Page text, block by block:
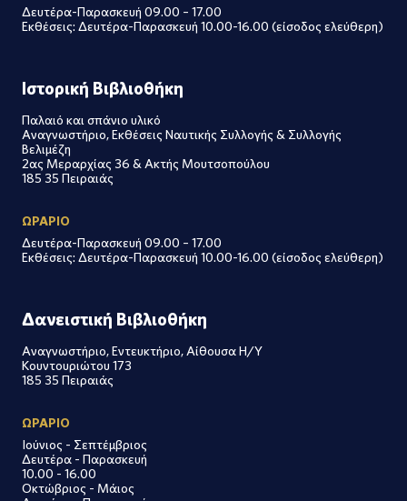
Δευτέρα-Παρασκευή 09.00 – 17.00
Εκθέσεις: Δευτέρα-Παρασκευή 10.00-16.00 (είσοδος ελεύθερη)
Ιστορική Βιβλιοθήκη
Παλαιό και σπάνιο υλικό
Αναγνωστήριο, Εκθέσεις Ναυτικής Συλλογής & Συλλογής
Βελιμέζη
2ας Μεραρχίας 36 & Ακτής Μουτσοπούλου
185 35 Πειραιάς
ΩΡΑΡΙΟ
Δευτέρα-Παρασκευή 09.00 – 17.00
Εκθέσεις: Δευτέρα-Παρασκευή 10.00-16.00 (είσοδος ελεύθερη)
Δανειστική Βιβλιοθήκη
Αναγνωστήριο, Εντευκτήριο, Αίθουσα Η/Υ
Κουντουριώτου 173
185 35 Πειραιάς
ΩΡΑΡΙΟ
Ιούνιος - Σεπτέμβριος
Δευτέρα - Παρασκευή
10.00 - 16.00
Οκτώβριος - Μάιος